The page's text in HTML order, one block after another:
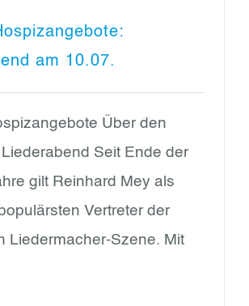
am 10.07.
Über den
Seit Ende der
gilt Reinhard Mey als
Vertreter der
Liedermacher-Szene. Mit